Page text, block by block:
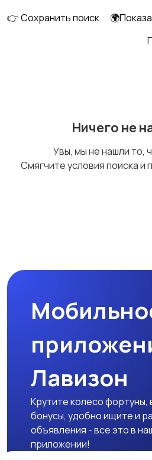
👉 Сохранить поиск
Ничего не
Увы, мы не нашли то,
Смягчите условия поиска и
Лавизон
Крутите колесо фортуны,
бонусы, удобно ищите и
объявления - все это в
приложении!